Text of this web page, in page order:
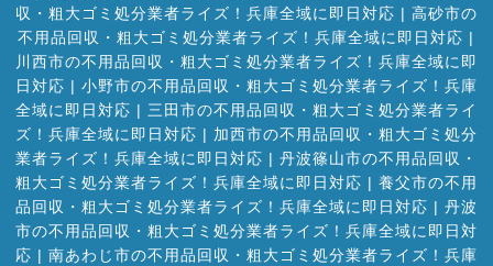
収・粗大ゴミ処分業者ライズ！兵庫全域に即日対応 | 高砂市の
不用品回収・粗大ゴミ処分業者ライズ！兵庫全域に即日対応 |
川西市の不用品回収・粗大ゴミ処分業者ライズ！兵庫全域に即
日対応 | 小野市の不用品回収・粗大ゴミ処分業者ライズ！兵庫
全域に即日対応 | 三田市の不用品回収・粗大ゴミ処分業者ライ
ズ！兵庫全域に即日対応 | 加西市の不用品回収・粗大ゴミ処分
業者ライズ！兵庫全域に即日対応 | 丹波篠山市の不用品回収・
粗大ゴミ処分業者ライズ！兵庫全域に即日対応 | 養父市の不用
品回収・粗大ゴミ処分業者ライズ！兵庫全域に即日対応 | 丹波
市の不用品回収・粗大ゴミ処分業者ライズ！兵庫全域に即日対
応 | 南あわじ市の不用品回収・粗大ゴミ処分業者ライズ！兵庫